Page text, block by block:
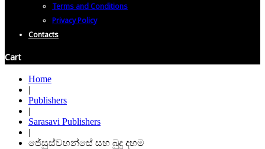
Terms and Conditions
Privacy Policy
Contacts
Cart
Home
|
Publishers
|
Sarasavi Publishers
|
ජේසුස්වහන්සේ සහ බුදු දහම